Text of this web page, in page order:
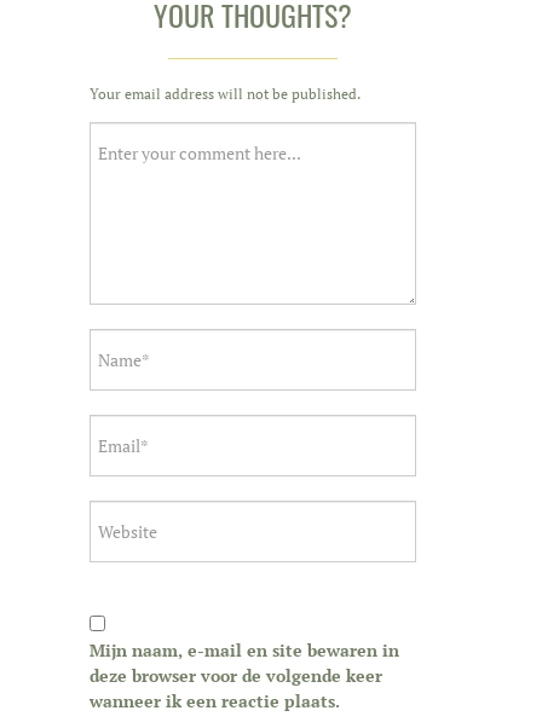
YOUR THOUGHTS?
Your email address will not be published.
Mijn naam, e-mail en site bewaren in
deze browser voor de volgende keer
wanneer ik een reactie plaats.